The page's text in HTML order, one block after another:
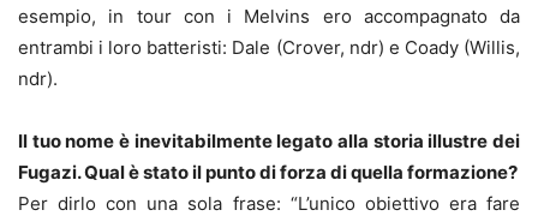
esempio, in tour con i Melvins ero accompagnato da
entrambi i loro batteristi: Dale (Crover, ndr) e Coady (Willis,
ndr).
Il tuo nome è inevitabilmente legato alla storia illustre dei
Fugazi. Qual è stato il punto di forza di quella formazione?
Per dirlo con una sola frase: “L’unico obiettivo era fare